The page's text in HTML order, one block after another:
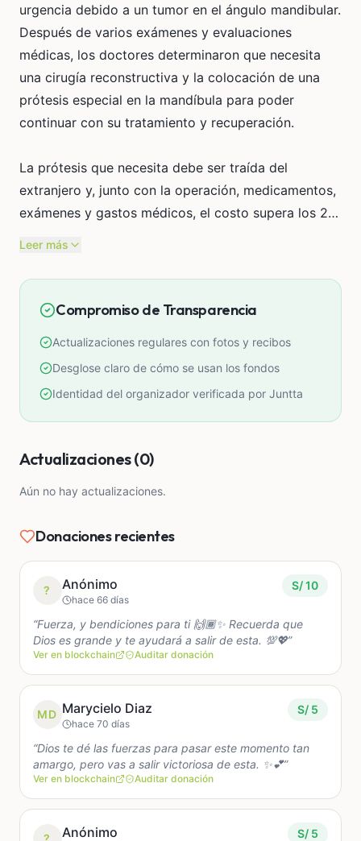
urgencia debido a un tumor en el ángulo mandibular.
Después de varios exámenes y evaluaciones
médicas, los doctores determinaron que necesita
una cirugía reconstructiva y la colocación de una
prótesis especial en la mandíbula para poder
continuar con su tratamiento y recuperación.
La prótesis que necesita debe ser traída del
extranjero y, junto con la operación, medicamentos,
exámenes y gastos médicos, el costo supera los 20
Todos los fondos recaudados serán utilizados
compra de la prótesis, tratamientos médicos,
medicinas, exámenes y su proceso de recuperación.
Cualquier ayuda, por pequeña que sea, significa
una oportunidad de seguir adelante. También
agradecemos de corazón a las personas que
Leer más
Compromiso de Transparencia
Actualizaciones regulares con fotos y recibos
Desglose claro de cómo se usan los fondos
Identidad del organizador verificada por Juntta
Actualizaciones (0)
Aún no hay actualizaciones.
Donaciones recientes
? Anónimo
hace 66 días
S/ 10
“Fuerza, y bendiciones para ti 🙌🏾✨ Recuerda que
Dios es grande y te ayudará a salir de esta. 💯💖”
Ver en blockchain Auditar donación
MD Marycielo Diaz
hace 70 días
S/ 5
“Dios te dé las fuerzas para pasar este momento tan
amargo, pero vas a salir victoriosa de esta. ✨💕”
Ver en blockchain Auditar donación
? Anónimo S/ 5